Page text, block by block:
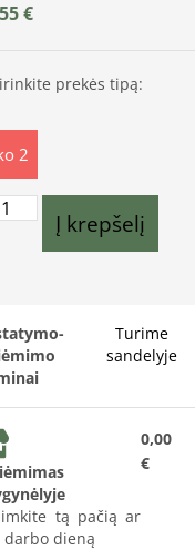
€
prekės tipą:
2
Į krepšelį
Turime
sandelyje
tą pačią ar
darbo dieną
0,00
€